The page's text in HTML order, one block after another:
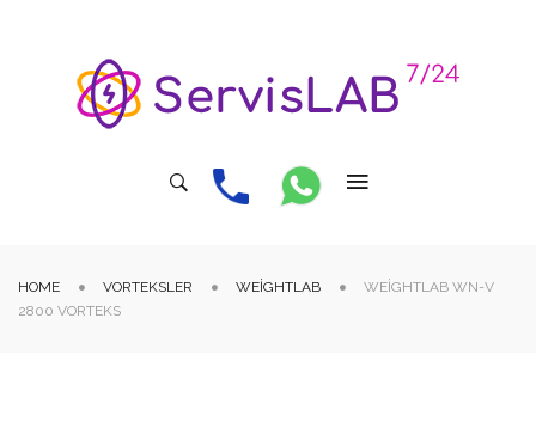
HOME VORTEKSLER WEIGHTLAB
WEIGHTLAB WN-V
2800 VORTEKS